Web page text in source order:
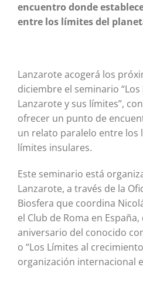
encuentro donde
entre los límites del
Lanzarote acogerá los
diciembre el seminario
Lanzarote y sus límites”,
ofrecer un punto de
un relato paralelo entre los
límites insulares.
Este seminario está
Lanzarote, a través de la
Biosfera que coordina
el Club de Roma en
aniversario del conocido
o “Los Límites al
organización internacional